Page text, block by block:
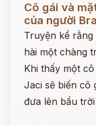
Cô gái và
của người
Truyện kể
hài một chàng
Khi thấy một
Jaci sẽ biến cô
đưa lên bầu